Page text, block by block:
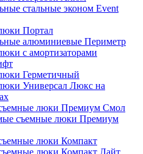
стальные эконом Event
Портал
алюминиевые Периметр
с амортизаторами
Герметичный
Универсал Люкс на
люки Премиум Смол
съемные люки Премиум
люки Компакт
люки Компакт Лайт